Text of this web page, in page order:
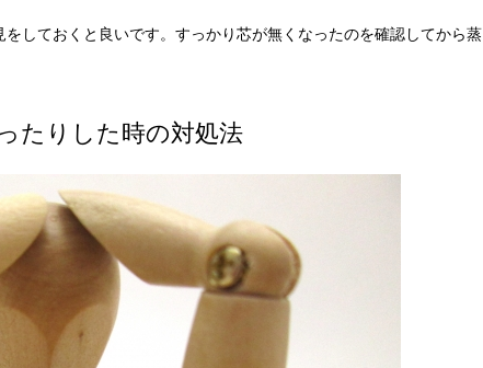
しておくと良いです。すっかり芯が無くなったのを確認してから蒸
たりした時の対処法